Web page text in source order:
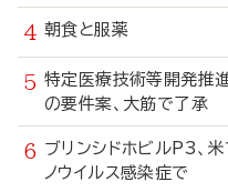
朝食と服薬
特定医療技術等開発
の要件案、大筋で了承
ブリンシドホビルP3、
ノウイルス感染症で